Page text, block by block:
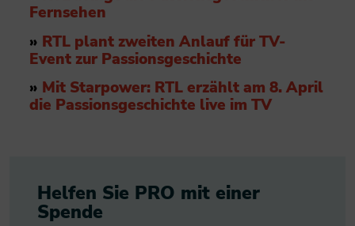
Fernsehen
» RTL plant zweiten Anlauf für TV-
Event zur Passionsgeschichte
» Mit Starpower: RTL erzählt am 8. April
die Passionsgeschichte live im TV
Helfen Sie PRO mit einer
Spende